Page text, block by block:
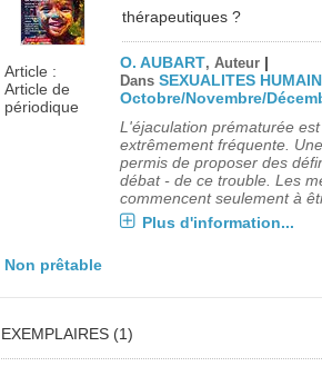
Article :
Article de
périodique
thérapeutiques ?
O. AUBART, Auteur |
Dans SEXUALITES
Octobre/Novembre/
L'éjaculation prématurée
extrêmement fréquente.
permis de proposer des
débat - de ce trouble. Les
commencent seulement à
Plus d'information...
Non prêtable
EXEMPLAIRES (1)